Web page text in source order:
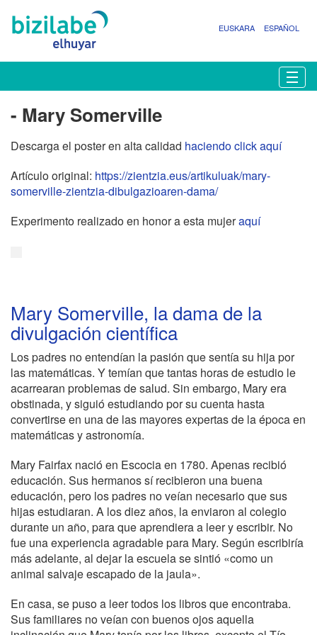
EUSKARA ESPAÑOL
- Mary Somerville
Descarga el poster en alta calidad haciendo click aquí
Artículo original: https://zientzia.eus/artikuluak/mary-
somerville-zientzia-dibulgazioaren-dama/
Experimento realizado en honor a esta mujeraquí
Mary Somerville, la dama de la
divulgación científica
Los padres no entendían la pasión que sentía su hija por
las matemáticas. Y temían que tantas horas de estudio le
acarrearan problemas de salud. Sin embargo, Mary era
obstinada, y siguió estudiando por su cuenta hasta
convertirse en una de las mayores expertas de la época en
matemáticas y astronomía.
Mary Fairfax nació en Escocia en 1780. Apenas recibió
educación. Sus hermanos sí recibieron una buena
educación, pero los padres no veían necesario que sus
hijas estudiaran. A los diez años, la enviaron al colegio
durante un año, para que aprendiera a leer y escribir. No
fue una experiencia agradable para Mary. Según escribiría
más adelante, al dejar la escuela se sintió «como un
animal salvaje escapado de la jaula».
En casa, se puso a leer todos los libros que encontraba.
Sus familiares no veían con buenos ojos aquella